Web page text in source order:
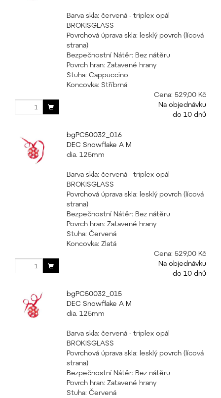
Barva skla: červená - triplex opál
BROKISGLASS
Povrchová úprava skla: lesklý povrch (lícová
strana)
Bezpečnostní Nátěr: Bez nátěru
Povrch hran: Zatavené hrany
Stuha: Cappuccino
Koncovka: Stříbrná
Cena: 529,00 Kč
Na objednávku
do 10 dnů
bgPC50032_016
DEC Snowflake A M
dia. 125mm
Barva skla: červená - triplex opál
BROKISGLASS
Povrchová úprava skla: lesklý povrch (lícová
strana)
Bezpečnostní Nátěr: Bez nátěru
Povrch hran: Zatavené hrany
Stuha: Červená
Koncovka: Zlatá
Cena: 529,00 Kč
Na objednávku
do 10 dnů
bgPC50032_015
DEC Snowflake A M
dia. 125mm
Barva skla: červená - triplex opál
BROKISGLASS
Povrchová úprava skla: lesklý povrch (lícová
strana)
Bezpečnostní Nátěr: Bez nátěru
Povrch hran: Zatavené hrany
Stuha: Červená